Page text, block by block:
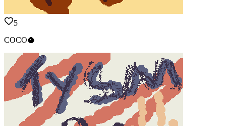
5
COCO🥥